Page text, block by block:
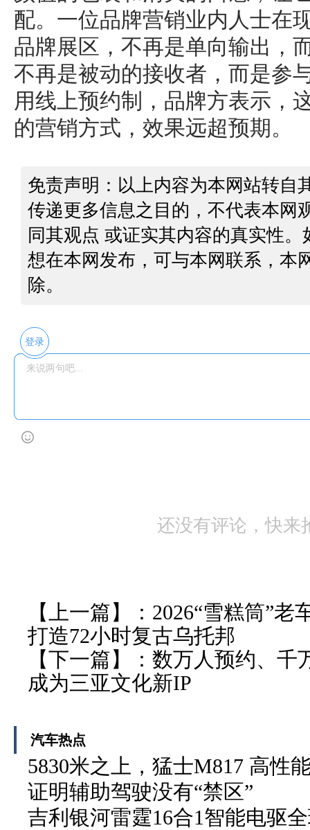
配。一位品牌营销业内人士在
品牌展区，不再是单向输出，
不再是被动的接收者，而是参
用线上预约制，品牌方表示，
的营销方式，效果远超预期。
免责声明：以上内容为本网站转自
传递更多信息之目的，不代表本网
同其观点 或证实其内容的真实性
想在本网发布，可与本网联系，本
除。
登录
还没有评论，快来
【上一篇】： 2026“雪糕筒”老
打造72小时复古乌托邦
【下一篇】： 数万人预约、千
成为三亚文化新IP
汽车热点
5830米之上，猛士M817 高性
证明辅助驾驶没有“禁区”
吉利银河雷霆16合1智能电驱